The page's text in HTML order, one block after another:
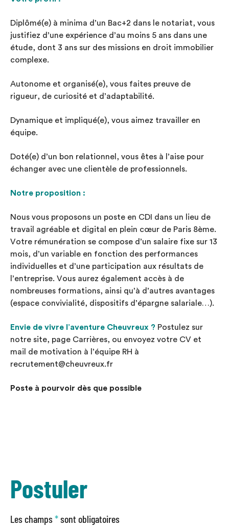
Diplômé(e) à minima d’un Bac+2 dans le notariat, vous
justifiez d’une expérience d’au moins 5 ans dans une
étude, dont 3 ans sur des missions en droit immobilier
complexe.
Autonome et organisé(e), vous faites preuve de
rigueur, de curiosité et d’adaptabilité.
Dynamique et impliqué(e), vous aimez travailler en
équipe.
Doté(e) d’un bon relationnel, vous êtes à l’aise pour
échanger avec une clientèle de professionnels.
Notre proposition :
Nous vous proposons un poste en CDI dans un lieu de
travail agréable et digital en plein cœur de Paris 8ème.
Votre rémunération se compose d’un salaire fixe sur 13
mois, d’un variable en fonction des performances
individuelles et d’une participation aux résultats de
l’entreprise. Vous aurez également accès à de
nombreuses formations, ainsi qu’à d’autres avantages
(espace convivialité, dispositifs d’épargne salariale…).
Envie de vivre l’aventure Cheuvreux ? Postulez sur
notre site, page Carrières, ou envoyez votre CV et
mail de motivation à l’équipe RH à
recrutement@cheuvreux.fr
Poste à pourvoir dès que possible
Postuler
Les champs*sont obligatoires